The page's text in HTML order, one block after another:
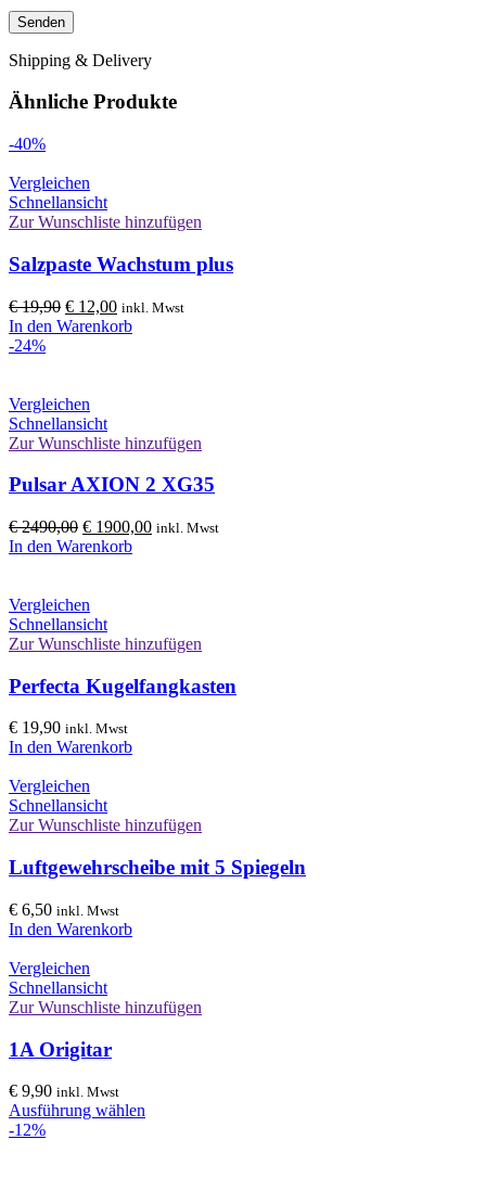
Shipping & Delivery
Ähnliche Produkte
-40%
Vergleichen
Schnellansicht
Zur Wunschliste hinzufügen
Salzpaste Wachstum plus
€19,90 Ursprünglicher
Preis
€ 12,00Aktueller
Preis
inkl. Mwst
In den Warenkorb
-24%
Vergleichen
Schnellansicht
Zur Wunschliste hinzufügen
Pulsar AXION 2 XG35
€2490,00 Ursprünglicher
Preis
€ 1900,00Aktueller
inkl. Mwst
In den Warenkorb
Vergleichen
Schnellansicht
Zur Wunschliste hinzufügen
Perfecta Kugelfangkasten
€ 19,90 inkl. Mwst
In den Warenkorb
Vergleichen
Schnellansicht
Zur Wunschliste hinzufügen
Luftgewehrscheibe mit 5 Spiegeln
€ 6,50 inkl. Mwst
In den Warenkorb
Vergleichen
Schnellansicht
Zur Wunschliste hinzufügen
1A Origitar
€ 9,90 inkl. Mwst
Ausführung wählen
-12%